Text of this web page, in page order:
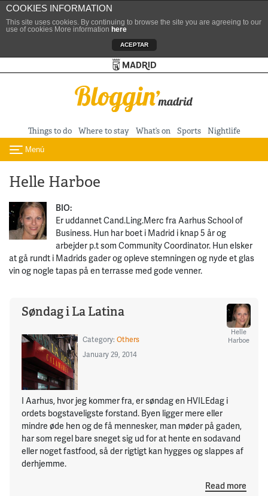
COOKIES INFORMATION
This site uses cookies. By continuing to browse the site you are agreeing to our
use of cookies More information here
ACEPTAR
Skip to content
Things to do Where to stay What’s on Sports Nightlife
Toggle navigation
Menú
Helle Harboe
BIO:
Er uddannet Cand.Ling.Merc fra Aarhus School of
Business. Hun har boet i Madrid i knap 5 år og
arbejder p.t som Community Coordinator. Hun elsker
at gå rundt i Madrids gader og opleve stemningen og nyde et glas
vin og nogle tapas på en terrasse med gode venner.
Søndag i La Latina
Helle
Harboe
Category: Others
January 29, 2014
I Aarhus, hvor jeg kommer fra, er søndag en HVILEdag i
ordets bogstaveligste forstand. Byen ligger mere eller
mindre øde hen og de få mennesker, man møder på gaden,
har som regel bare sneget sig ud for at hente en sodavand
eller noget fastfood, så der rigtigt kan hygges og slappes af
derhjemme.
Read more